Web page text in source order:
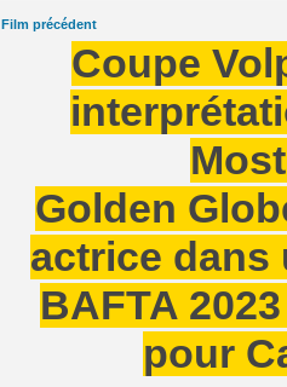
Film précédent
Coupe
Golden
actrice dans
BAFTA
pour